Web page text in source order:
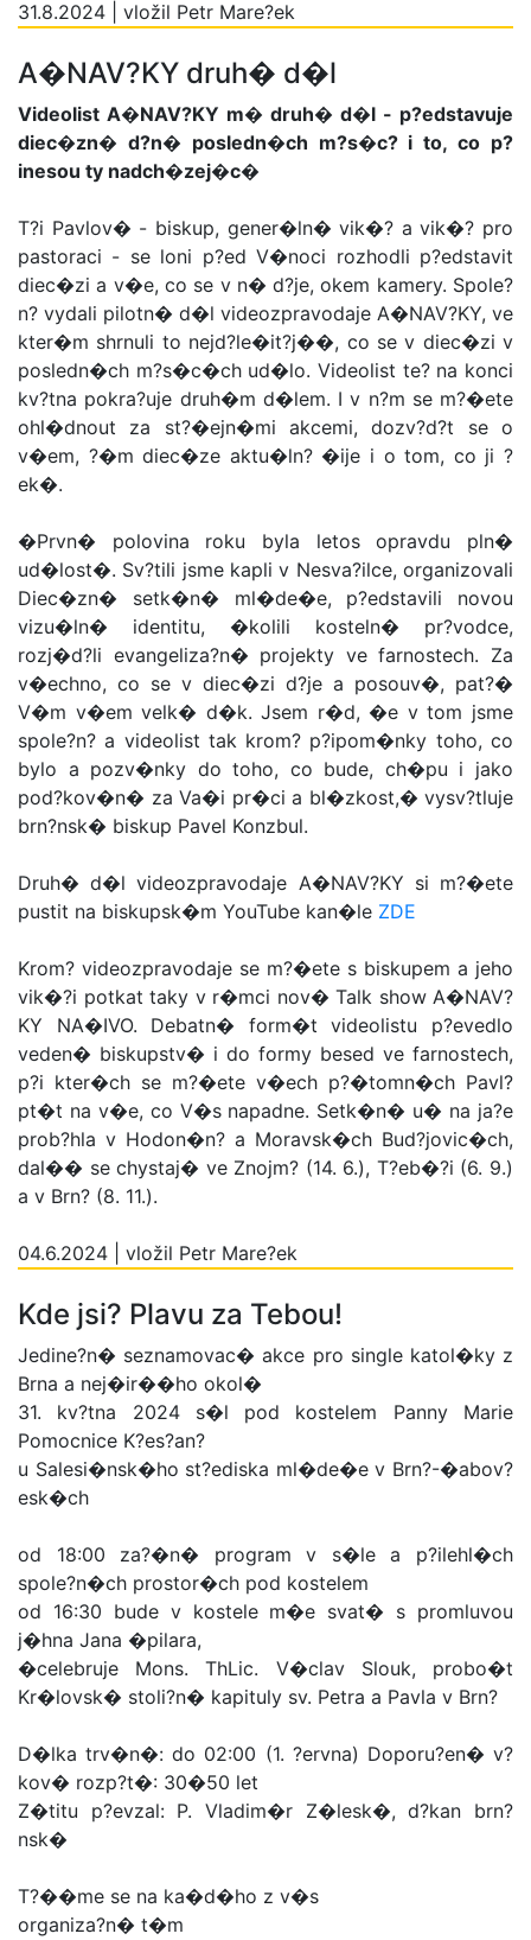
31.8.2024 | vložil Petr Mare?ek
A�NAV?KY druh� d�l
Videolist A�NAV?KY m� druh� d�l - p?edstavuje
diec�zn� d?n� posledn�ch m?s�c? i to, co p?
inesou ty nadch�zej�c�
T?i Pavlov� - biskup, gener�ln� vik�? a vik�? pro
pastoraci - se loni p?ed V�noci rozhodli p?edstavit
diec�zi a v�e, co se v n� d?je, okem kamery. Spole?
n? vydali pilotn� d�l videozpravodaje A�NAV?KY, ve
kter�m shrnuli to nejd?le�it?j��, co se v diec�zi v
posledn�ch m?s�c�ch ud�lo. Videolist te? na konci
kv?tna pokra?uje druh�m d�lem. I v n?m se m?�ete
ohl�dnout za st?�ejn�mi akcemi, dozv?d?t se o
v�em, ?�m diec�ze aktu�ln? �ije i o tom, co ji ?
ek�.
�Prvn� polovina roku byla letos opravdu pln�
ud�lost�. Sv?tili jsme kapli v Nesva?ilce, organizovali
Diec�zn� setk�n� ml�de�e, p?edstavili novou
vizu�ln� identitu, �kolili kosteln� pr?vodce,
rozj�d?li evangeliza?n� projekty ve farnostech. Za
v�echno, co se v diec�zi d?je a posouv�, pat?�
V�m v�em velk� d�k. Jsem r�d, �e v tom jsme
spole?n? a videolist tak krom? p?ipom�nky toho, co
bylo a pozv�nky do toho, co bude, ch�pu i jako
pod?kov�n� za Va�i pr�ci a bl�zkost,� vysv?tluje
brn?nsk� biskup Pavel Konzbul.
Druh� d�l videozpravodaje A�NAV?KY si m?�ete
pustit na biskupsk�m YouTube kan�le ZDE
Krom? videozpravodaje se m?�ete s biskupem a jeho
vik�?i potkat taky v r�mci nov� Talk show A�NAV?
KY NA�IVO. Debatn� form�t videolistu p?evedlo
veden� biskupstv� i do formy besed ve farnostech,
p?i kter�ch se m?�ete v�ech p?�tomn�ch Pavl?
pt�t na v�e, co V�s napadne. Setk�n� u� na ja?e
prob?hla v Hodon�n? a Moravsk�ch Bud?jovic�ch,
dal�� se chystaj� ve Znojm? (14. 6.), T?eb�?i (6. 9.)
a v Brn? (8. 11.).
04.6.2024 | vložil Petr Mare?ek
Kde jsi? Plavu za Tebou!
Jedine?n� seznamovac� akce pro single katol�ky z
Brna a nej�ir��ho okol�
31. kv?tna 2024 s�l pod kostelem Panny Marie
Pomocnice K?es?an?
u Salesi�nsk�ho st?ediska ml�de�e v Brn?-�abov?
esk�ch
od 18:00 za?�n� program v s�le a p?ilehl�ch
spole?n�ch prostor�ch pod kostelem
od 16:30 bude v kostele m�e svat� s promluvou
j�hna Jana �pilara,
�celebruje Mons. ThLic. V�clav Slouk, probo�t
Kr�lovsk� stoli?n� kapituly sv. Petra a Pavla v Brn?
D�lka trv�n�: do 02:00 (1. ?ervna) Doporu?en� v?
kov� rozp?t�: 30�50 let
Z�titu p?evzal: P. Vladim�r Z�lesk�, d?kan brn?
nsk�
T?��me se na ka�d�ho z v�s
organiza?n� t�m